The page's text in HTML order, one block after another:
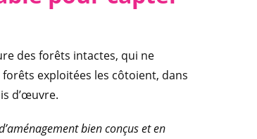
des forêts intactes, qui ne
exploitées les côtoient, dans
d’œuvre.
bien conçuset en